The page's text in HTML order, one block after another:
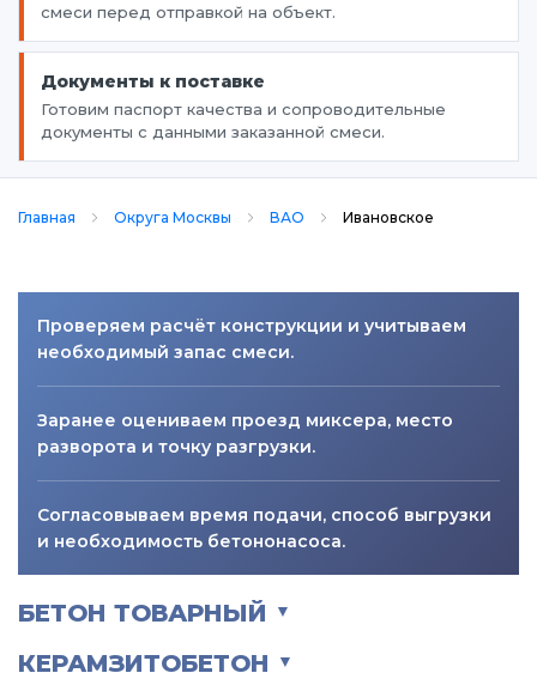
смеси перед отправкой на объект.
Документы к поставке
Готовим паспорт качества и сопроводительные
документы с данными заказанной смеси.
Главная Округа Москвы ВАО Ивановское
Проверяем расчёт конструкции и учитываем
необходимый запас смеси.
Заранее оцениваем проезд миксера, место
разворота и точку разгрузки.
Согласовываем время подачи, способ выгрузки
и необходимость бетононасоса.
БЕТОН ТОВАРНЫЙ ▼
КЕРАМЗИТОБЕТОН ▼